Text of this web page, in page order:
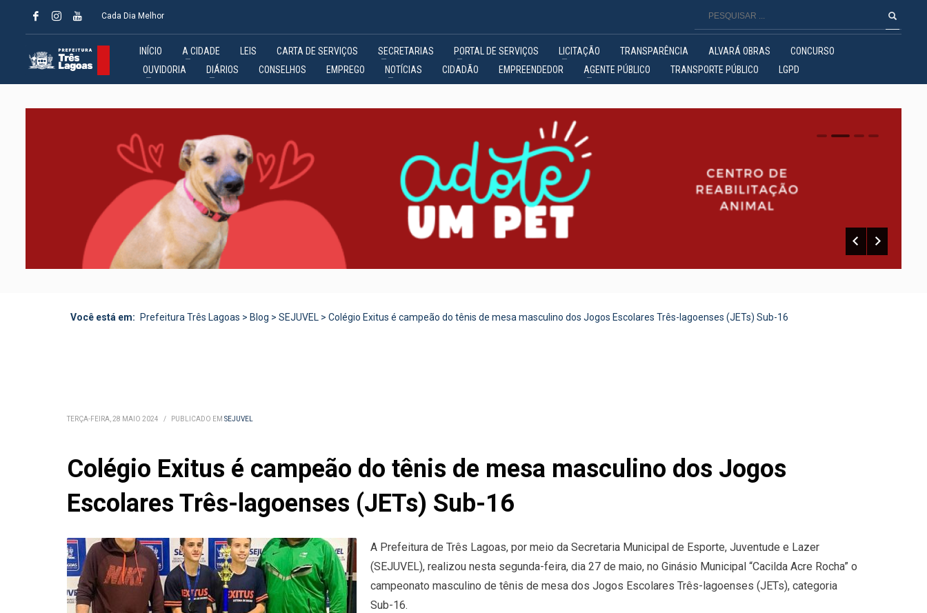
Cada Dia Melhor
INÍCIO A CIDADE LEIS CARTA DE SERVIÇOS SECRETARIAS PORTAL DE SERVIÇOS LICITAÇÃO TRANSPARÊNCIA ALVARÁ OBRAS
CONCURSO
OUVIDORIA
DIÁRIOS CONSELHOS EMPREGO NOTÍCIAS CIDADÃO EMPREENDEDOR AGENTE PÚBLICO TRANSPORTE PÚBLICO LGPD
0 1 2
Você está em: Prefeitura Três Lagoas > Blog > SEJUVEL > Colégio Exitus é campeão do tênis de mesa masculino dos Jogos Escolares Três-lagoenses (JETs) Sub-16
TERÇA-FEIRA, 28 MAIO 2024 / PUBLICADO EM SEJUVEL
Colégio Exitus é campeão do tênis de mesa masculino dos Jogos
Escolares Três-lagoenses (JETs) Sub-16
A Prefeitura de Três Lagoas, por meio da Secretaria Municipal de Esporte, Juventude e Lazer
(SEJUVEL), realizou nesta segunda-feira, dia 27 de maio, no Ginásio Municipal “Cacilda Acre Rocha” o
campeonato masculino de tênis de mesa dos Jogos Escolares Três-lagoenses (JETs), categoria
Sub-16.